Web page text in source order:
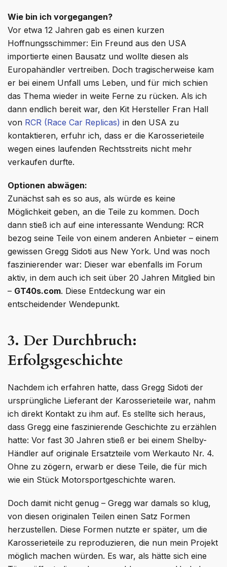
Wie bin ich vorgegangen?
Vor etwa 12 Jahren gab es einen kurzen
Hoffnungsschimmer: Ein Freund aus den USA
importierte einen Bausatz und wollte diesen als
Europahändler vertreiben. Doch tragischerweise kam
er bei einem Unfall ums Leben, und für mich schien
das Thema wieder in weite Ferne zu rücken. Als ich
dann endlich bereit war, den Kit Hersteller Fran Hall
von RCR (Race Car Replicas) in den USA zu
kontaktieren, erfuhr ich, dass er die Karosserieteile
wegen eines laufenden Rechtsstreits nicht mehr
verkaufen durfte.
Optionen abwägen:
Zunächst sah es so aus, als würde es keine
Möglichkeit geben, an die Teile zu kommen. Doch
dann stieß ich auf eine interessante Wendung: RCR
bezog seine Teile von einem anderen Anbieter – einem
gewissen Gregg Sidoti aus New York. Und was noch
faszinierender war: Dieser war ebenfalls im Forum
aktiv, in dem auch ich seit über 20 Jahren Mitglied bin
– GT40s.com. Diese Entdeckung war ein
entscheidender Wendepunkt.
3. Der Durchbruch:
Erfolgsgeschichte
Nachdem ich erfahren hatte, dass Gregg Sidoti der
ursprüngliche Lieferant der Karosserieteile war, nahm
ich direkt Kontakt zu ihm auf. Es stellte sich heraus,
dass Gregg eine faszinierende Geschichte zu erzählen
hatte: Vor fast 30 Jahren stieß er bei einem Shelby-
Händler auf originale Ersatzteile vom Werkauto Nr. 4.
Ohne zu zögern, erwarb er diese Teile, die für mich
wie ein Stück Motorsportgeschichte waren.
Doch damit nicht genug – Gregg war damals so klug,
von diesen originalen Teilen einen Satz Formen
herzustellen. Diese Formen nutzte er später, um die
Karosserieteile zu reproduzieren, die nun mein Projekt
möglich machen würden. Es war, als hätte sich eine